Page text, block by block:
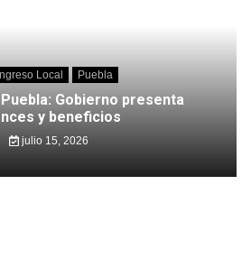
Local Puebla
Gobierno presenta
y beneficios
julio 15, 2026